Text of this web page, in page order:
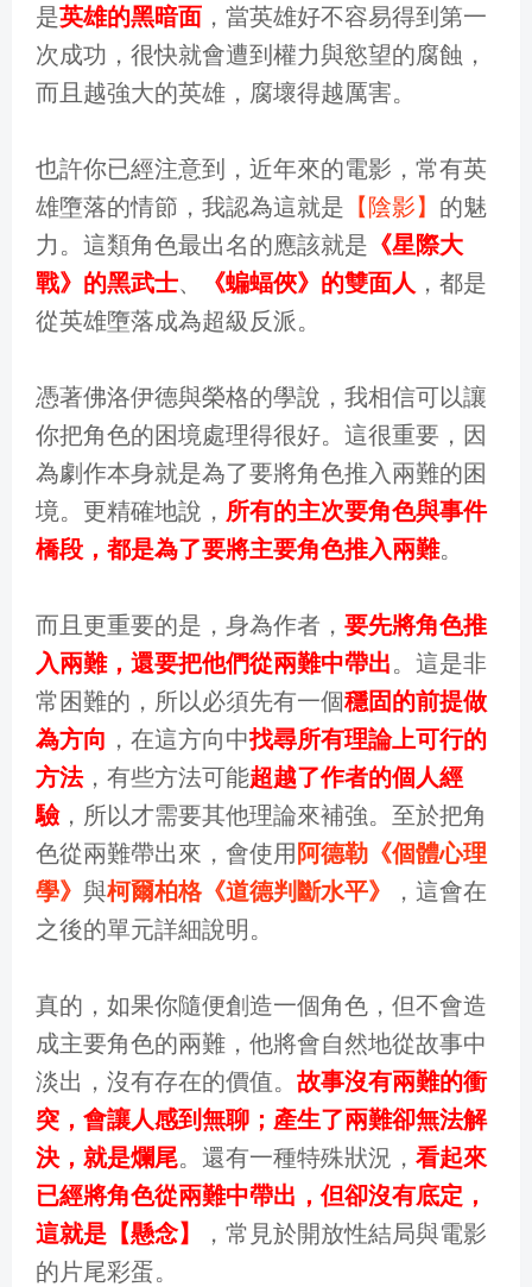
是英雄的黑暗面 ，當英雄好不容易得到第一
次成功，很快就會遭到權力與慾望的腐蝕，
而且越強大的英雄，腐壞得越厲害。
也許你已經注意到，近年來的電影，常有英
雄墮落的情節，我認為這就是 【陰影】 的魅
力。這類角色最出名的應該就是 《星際大
戰》的黑武士、 《蝙蝠俠》的雙面人 ，都是
從英雄墮落成為超級反派。
憑著佛洛伊德與榮格的學說，我相信可以讓
你把角色的困境處理得很好。這很重要，因
為劇作本身就是為了要將角色推入兩難的困
境。更精確地說， 所有的主次要角色與事件
橋段，都是為了要將主要角色推入兩難。
而且更重要的是，身為作者， 要先將角色推
入兩難，還要把他們從兩難中帶出。這是非
常困難的，所以必須先有一個穩固的前提做
為方向 ，在這方向中找尋所有理論上可行的
方法，有些方法可能超越了作者的個人經
驗，所以才需要其他理論來補強。至於把角
色從兩難帶出來，會使用 阿德勒《個體心理
學》 與柯爾柏格《道德判斷水平》
，這會在
之後的單元詳細說明。
真的，如果你隨便創造一個角色，但不會造
成主要角色的兩難，他將會自然地從故事中
淡出，沒有存在的價值。 故事沒有兩難的衝
突，會讓人感到無聊；產生了兩難卻無法解
決，就是爛尾。還有一種特殊狀況， 看起來
已經將角色從兩難中帶出，但卻沒有底定，
這就是【懸念】
，常見於開放性結局與電影
的片尾彩蛋。